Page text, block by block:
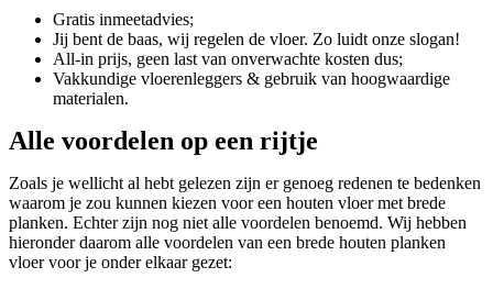
Gratis inmeetadvies;
Jij bent de baas, wij regelen de vloer. Zo luidt onze slogan!
All-in prijs, geen last van onverwachte kosten dus;
Vakkundige vloerenleggers & gebruik van hoogwaardige
materialen.
Alle voordelen op een rijtje
Zoals je wellicht al hebt gelezen zijn er genoeg redenen te bedenken
waarom je zou kunnen kiezen voor een houten vloer met brede
planken. Echter zijn nog niet alle voordelen benoemd. Wij hebben
hieronder daarom alle voordelen van een brede houten planken
vloer voor je onder elkaar gezet: